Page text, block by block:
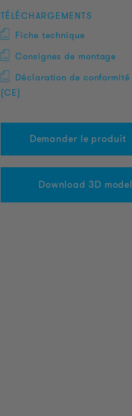
TÉLÉCHARGEMENTS
Fiche technique
Consignes de montage
Déclaration de conformité
(CE)
Demander le produit
Download 3D model